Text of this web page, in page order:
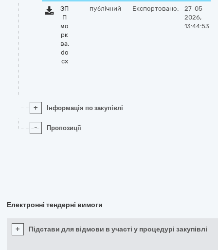
ЗП
П
мо
рк
ва.
do
cx
публічний Експортовано:
27-05-
2026,
13:44:53
+ Інформація по закупівлі
- Пропозиції
Електронні тендерні вимоги
+ Підстави для відмови в участі у процедурі закупівлі